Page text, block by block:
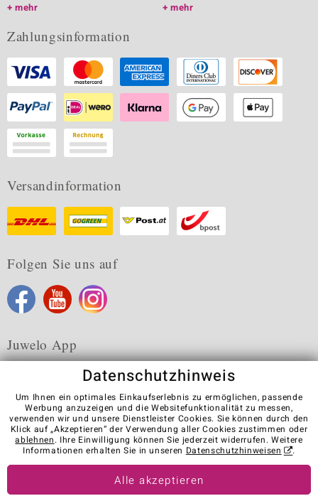
mehr
mehr
Zahlungsinformation
Versandinformation
Folgen Sie uns auf
Juwelo App
Karriere AGB Datenschutz Cookies
Impressum
Kontakt
Vertrag widerrufen
Visit our stores in other countries:
Datenschutzhinweis
Um Ihnen ein optimales Einkaufserlebnis zu ermöglichen, passende
Werbung anzuzeigen und die Websitefunktionalität zu messen,
verwenden wir und unsere Dienstleister Cookies. Sie können durch den
Klick auf „Akzeptieren“ der Verwendung aller Cookies zustimmen oder
ablehnen. Ihre Einwilligung können Sie jederzeit widerrufen. Weitere
Informationen erhalten Sie in unseren Datenschutzhinweisen .
Alle akzeptieren